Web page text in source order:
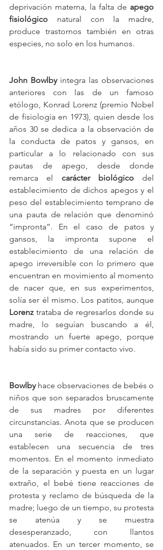
deprivación materna, la falta de apego
fisiológico natural con la madre,
produce trastornos también en otras
especies, no solo en los humanos.
John Bowlby integra las observaciones
anteriores con las de un famoso
etólogo, Konrad Lorenz (premio Nobel
de fisiología en 1973), quien desde los
años 30 se dedica a la observación de
la conducta de patos y gansos, en
particular a lo relacionado con sus
pautas de apego, desde donde
remarca el carácter biológico del
establecimiento de dichos apegos y el
peso del establecimiento temprano de
una pauta de relación que denominó
“impronta”. En el caso de patos y
gansos, la impronta supone el
establecimiento de una relación de
apego irreversible con lo primero que
encuentran en movimiento al momento
de nacer que, en sus experimentos,
Lorenz trataba de regresarlos donde su
madre, lo seguían buscando a él,
mostrando un fuerte apego, porque
había sido su primer contacto vivo.
Bowlby hace observaciones de bebés o
niños que son separados bruscamente
de sus madres por diferentes
circunstancias. Anota que se producen
una serie de reacciones, que
establecen una secuencia de tres
momentos. En el momento inmediato
de la separación y puesta en un lugar
extraño, el bebé tiene reacciones de
protesta y reclamo de búsqueda de la
madre; luego de un tiempo, su protesta
se atenúa y se muestra
desesperanzado, con llantos
atenuados. En un tercer momento, se